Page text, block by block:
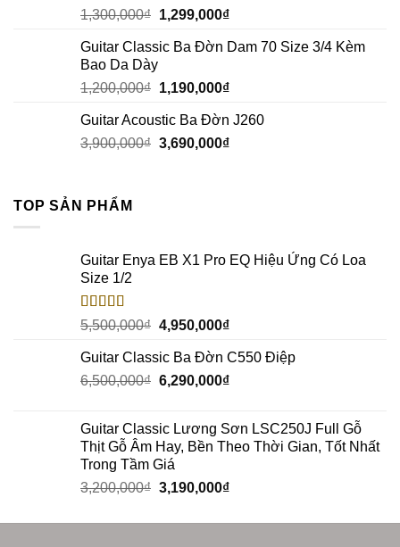
1,300,000₫ 1,299,000₫
Guitar Classic Ba Đờn Dam 70 Size 3/4 Kèm
Bao Da Dày
1,200,000₫ 1,190,000₫
Guitar Acoustic Ba Đờn J260
3,900,000₫ 3,690,000₫
TOP SẢN PHẨM
Guitar Enya EB X1 Pro EQ Hiệu Ứng Có Loa
Size 1/2
Rated5.00
out of 5
5,500,000₫ 4,950,000₫
Guitar Classic Ba Đờn C550 Điệp
6,500,000₫ 6,290,000₫
Guitar Classic Lương Sơn LSC250J Full Gỗ
Thịt Gỗ Âm Hay, Bền Theo Thời Gian, Tốt Nhất
Trong Tầm Giá
3,200,000₫ 3,190,000₫